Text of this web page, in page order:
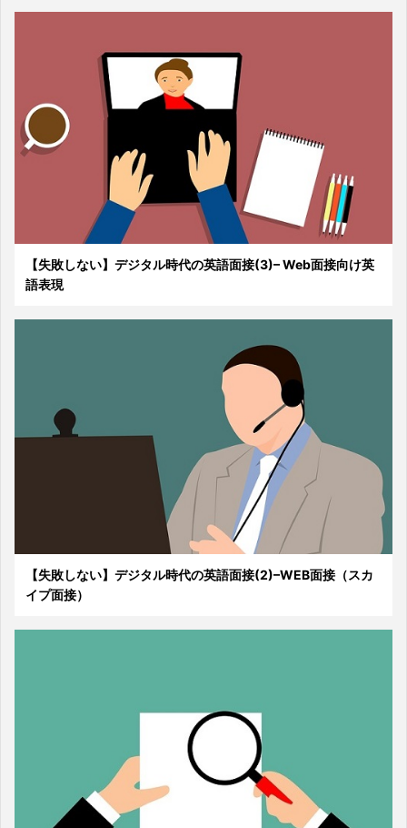
【失敗しない】デジタル時代の英語面接(3)– Web面接向け英
語表現
【失敗しない】デジタル時代の英語面接(2)–WEB面接（スカ
イプ面接）